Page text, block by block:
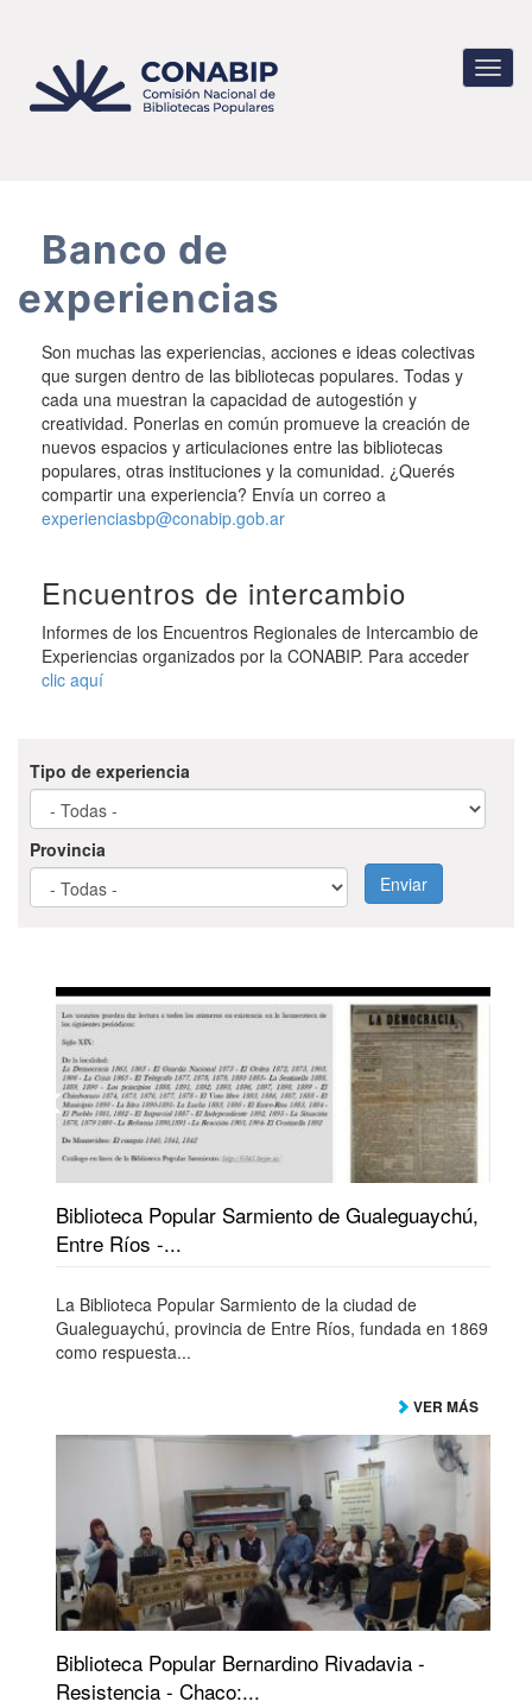
contenido
principal
Banco de
experiencias
Son muchas las experiencias, acciones e ideas colectivas
que surgen dentro de las bibliotecas populares. Todas y
cada una muestran la capacidad de autogestión y
creatividad. Ponerlas en común promueve la creación de
nuevos espacios y articulaciones entre las bibliotecas
populares, otras instituciones y la comunidad. ¿Querés
compartir una experiencia? Envía un correo a
experienciasbp@conabip.gob.ar
Encuentros de intercambio
Informes de los Encuentros Regionales de Intercambio de
Experiencias organizados por la CONABIP. Para acceder
clic aquí
Tipo de experiencia
Provincia
Enviar
Biblioteca Popular Sarmiento de Gualeguaychú,
Entre Ríos -...
La Biblioteca Popular Sarmiento de la ciudad de
Gualeguaychú, provincia de Entre Ríos, fundada en 1869
como respuesta...
VER MÁS
Biblioteca Popular Bernardino Rivadavia -
Resistencia - Chaco:...